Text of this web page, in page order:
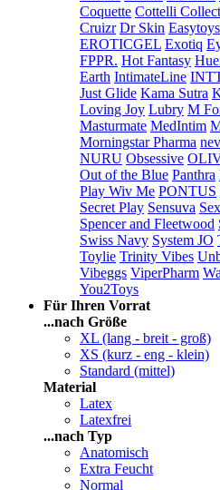
Coquette Cottelli
Cruizr Dr Skin Easytoys
EROTICGEL Exotiq
FPPR. Hot Fantasy
Earth IntimateLine
Just Glide Kama Sutra
Loving Joy Lubry M
Masturmate MedIntim
Morningstar Pharma
NURU Obsessive
Out of the Blue Panthra
Play Wiv Me PONTUS
Secret Play Sensuva
Spencer and Fleetwood
Swiss Navy System JO
Toylie Trinity Vibes
Vibeggs ViperPharm
You2Toys
Für Ihren Vorrat
...nach Größe
XL (lang - breit - groß)
XS (kurz - eng - klein)
Standard (mittel)
Material
Latex
Latexfrei
...nach Typ
Anatomisch
Extra Feucht
Normal